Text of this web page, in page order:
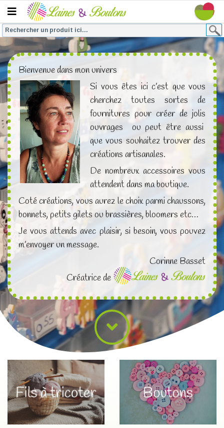
Bienvenue dans mon univers
Si vous êtes ici c’est que vous
cherchez toutes sortes de
fournitures pour créer de jolis
ouvrages ou peut être aussi
que vous souhaitez trouver des
créations artisanales.
De nombreux accessoires vous
attendent dans ma boutique.
Coté créations, vous aurez le choix parmi chaussons,
bonnets, petits gilets ou brassières, bloomers etc…
Je vous attends avec plaisir, si besoin, vous pouvez
m’envoyer un message.
Corinne Basset
Créatrice de